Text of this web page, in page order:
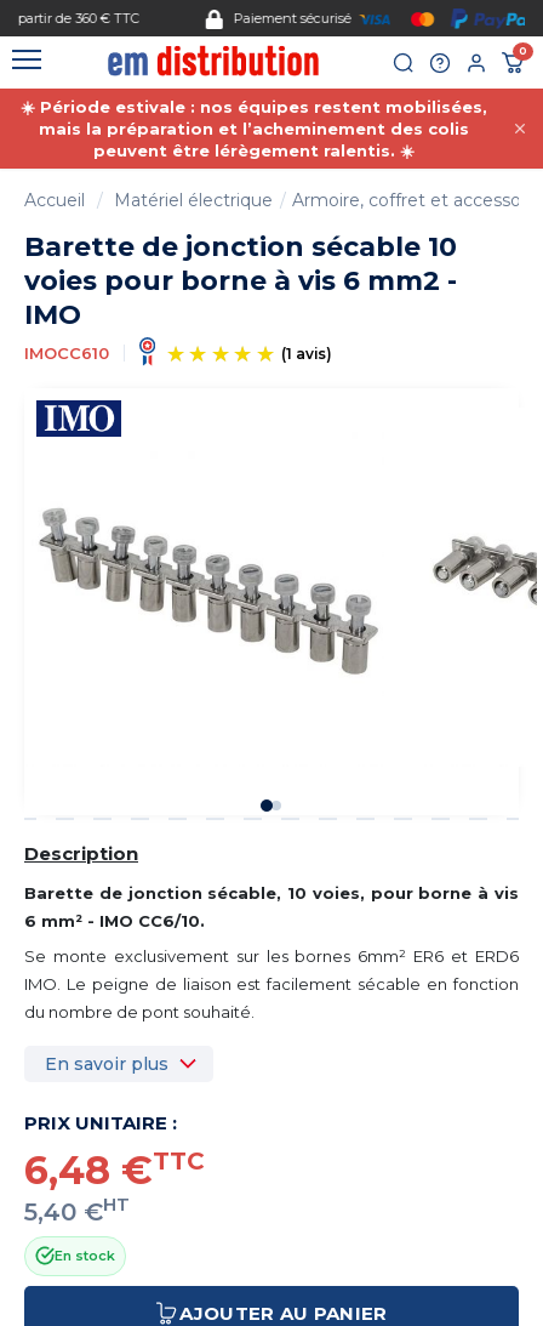
Paiement sécurisé
0
☀️ Période estivale : nos équipes restent mobilisées,
mais la préparation et l’acheminement des colis
peuvent être lérègement ralentis. ☀️
Accueil Matériel électrique Armoire, coffret et
Barette de jonction sécable 10
voies pour borne à vis 6 mm2 -
IMO
IMOCC610
Description
Barette de jonction sécable, 10 voies, pour borne à vis
6 mm² - IMO CC6/10.
Se monte exclusivement sur les bornes 6mm² ER6 et ERD6
IMO. Le peigne de liaison est facilement sécable en fonction
du nombre de pont souhaité.
En savoir plus
PRIX UNITAIRE :
6,48 €TTC
5,40 €HT
En stock
AJOUTER AU PANIER
Gestion des cookies